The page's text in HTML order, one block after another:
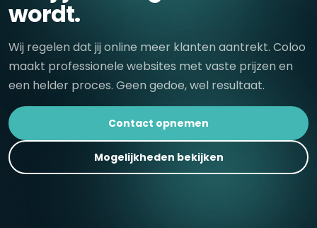
wordt.
Wij regelen dat jij online meer klanten aantrekt. Coloo
maakt professionele websites met vaste prijzen en
een helder proces. Geen gedoe, wel resultaat.
Contact opnemen
Mogelijkheden bekijken